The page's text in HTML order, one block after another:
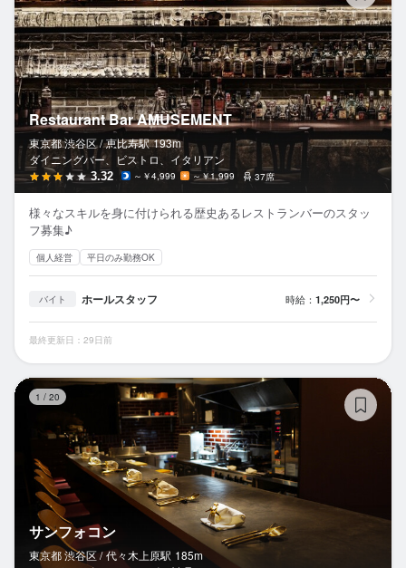
Restaurant Bar AMUSEMENT
東京都 渋谷区 / 恵比寿駅 193m
ダイニングバー、ビストロ、イタリアン
3.32 ～￥4,999 ～￥1,999 37席
様々なスキルを身に付けられる歴史あるレストランバーのスタッ
フ募集♪
個人経営 平日のみ勤務OK
バイト ホールスタッフ 時給： 1,250円〜
最終更新日：29日前
1 / 20
サンフォコン
東京都 渋谷区 / 代々木上原駅 185m